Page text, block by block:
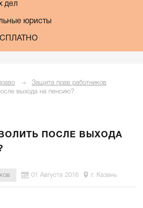
дел
юристы
Защита прав работников
выхода на пенсию?
ПОСЛЕ ВЫХОДА
01 Августа 2016 г. Казань